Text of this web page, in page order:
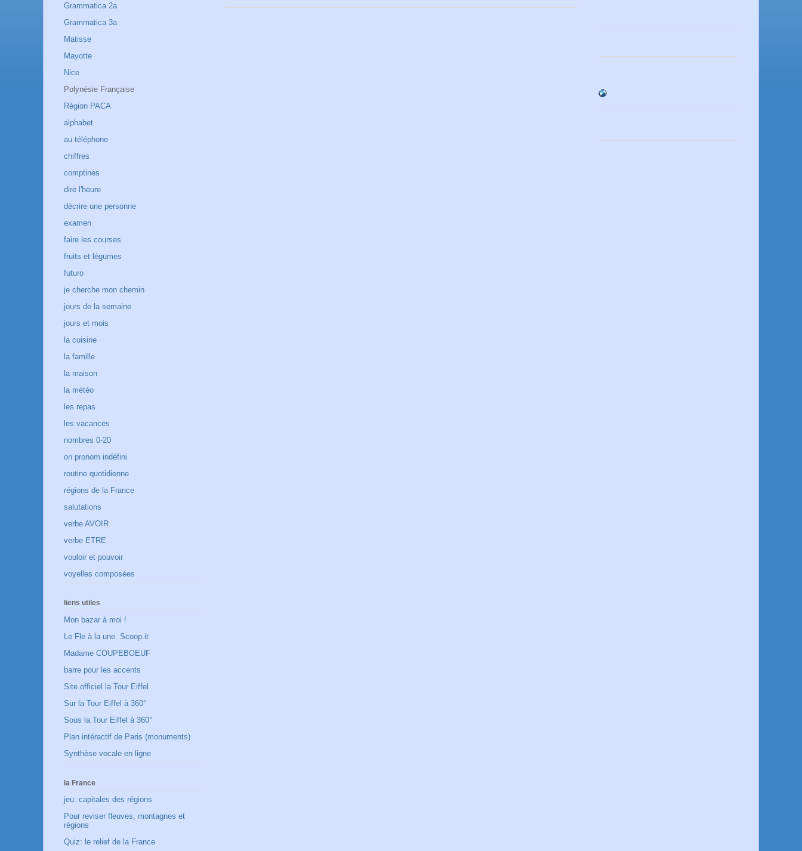
Grammatica 2a
Grammatica 3a
Matisse
Mayotte
Nice
Polynésie Française
Région PACA
alphabet
au téléphone
chiffres
comptines
dire l'heure
décrire une personne
examen
faire les courses
fruits et légumes
futuro
je cherche mon chemin
jours de la semaine
jours et mois
la cuisine
la famille
la maison
la météo
les repas
les vacances
nombres 0-20
on pronom indéfini
routine quotidienne
régions de la France
salutations
verbe AVOIR
verbe ETRE
vouloir et pouvoir
voyelles composées
liens utiles
Mon bazar à moi !
Le Fle à la une. Scoop.it
Madame COUPEBOEUF
barre pour les accents
Site officiel la Tour Eiffel
Sur la Tour Eiffel à 360°
Sous la Tour Eiffel à 360°
Plan intéractif de Paris (monuments)
Synthèse vocale en ligne
la France
jeu: capitales des régions
Pour reviser fleuves, montagnes et
régions
Quiz: le relief de la France